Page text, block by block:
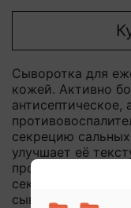
Сыворотка для
кожей. Активно
антисептическое,
секрецию
улучшает её
секрецию
сыворотки.